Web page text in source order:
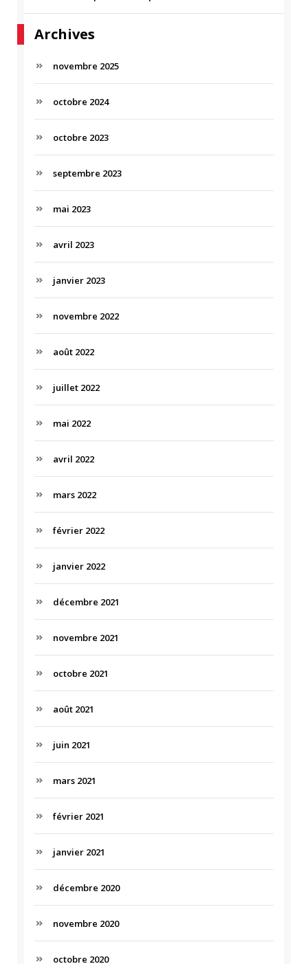
Archives
novembre 2025
octobre 2024
octobre 2023
septembre 2023
mai 2023
avril 2023
janvier 2023
novembre 2022
août 2022
juillet 2022
mai 2022
avril 2022
mars 2022
février 2022
janvier 2022
décembre 2021
novembre 2021
octobre 2021
août 2021
juin 2021
mars 2021
février 2021
janvier 2021
décembre 2020
novembre 2020
octobre 2020